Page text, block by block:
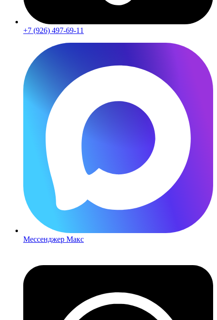
+7 (926) 497-69-11
Мессенджер Макс